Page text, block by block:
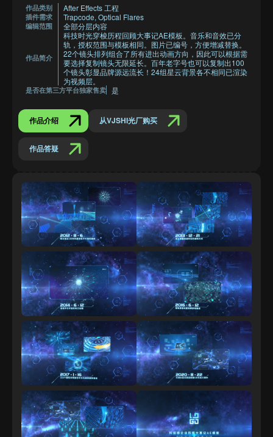
作品类别 After Effects 工程
插件需求 Trapcode, Optical Flares
编辑范围 全部分层内容
作品简介
科技时光穿梭历程回顾大事记AE模板。音乐和音效已分
轨，授权范围与模板相同。图片已编号，方便增减替换。
22个镜头排列组合了所有进出动画方向，因此可以根据需
要选择复制镜头无限延长。百年老字号也可以复制出100
个镜头彰显品牌源远流长！24组星云背景各不相同已渲染
为视频层。
是否在第三方平台独家售卖 是
作品介绍 从VJSHI光厂购买
作品答疑